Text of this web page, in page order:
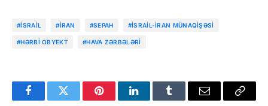
#İSRAIL #İRAN #SEPAH #İSRAIL-İRAN MÜNAQIŞƏSI
#HƏRBI OBYEKT #HAVA ZƏRBƏLƏRI
FacebookTwitter PinterestLinkedInTumblr Email
Copy